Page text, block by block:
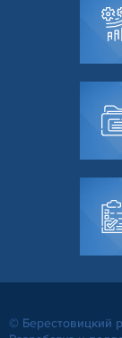
© Берестовицкий